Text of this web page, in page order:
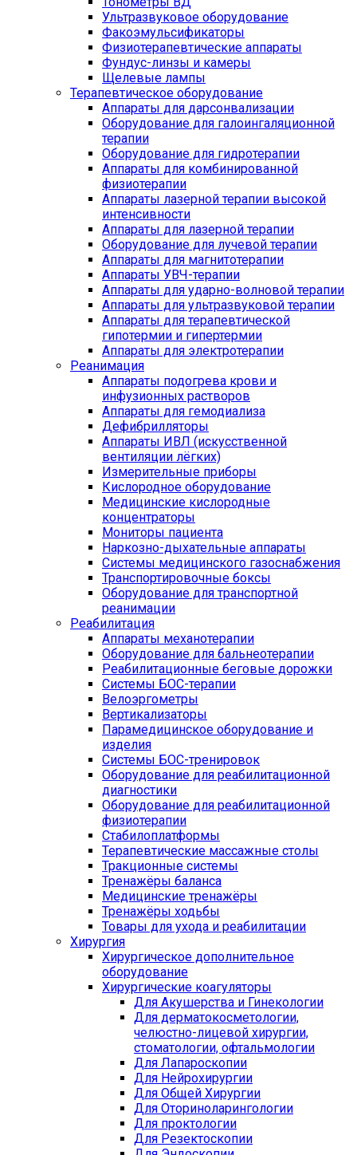
Ультразвуковое оборудование
Факоэмульсификаторы
Физиотерапевтические аппараты
Фундус-линзы и камеры
Щелевые лампы
Терапевтическое оборудование
Аппараты для дарсонвализации
Оборудование для галоингаляционной
терапии
Оборудование для гидротерапии
Аппараты для комбинированной
физиотерапии
Аппараты лазерной терапии высокой
интенсивности
Аппараты для лазерной терапии
Оборудование для лучевой терапии
Аппараты для магнитотерапии
Аппараты УВЧ-терапии
Аппараты для ударно-волновой терапии
Аппараты для ультразвуковой терапии
Аппараты для терапевтической
гипотермии и гипертермии
Аппараты для электротерапии
Реанимация
Аппараты подогрева крови и
инфузионных растворов
Аппараты для гемодиализа
Дефибрилляторы
Аппараты ИВЛ (искусственной
вентиляции лёгких)
Измерительные приборы
Кислородное оборудование
Медицинские кислородные
концентраторы
Мониторы пациента
Наркозно-дыхательные аппараты
Системы медицинского газоснабжения
Транспортировочные боксы
Оборудование для транспортной
реанимации
Реабилитация
Аппараты механотерапии
Оборудование для бальнеотерапии
Реабилитационные беговые дорожки
Системы БОС-терапии
Велоэргометры
Вертикализаторы
Парамедицинское оборудование и
изделия
Системы БОС-тренировок
Оборудование для реабилитационной
диагностики
Оборудование для реабилитационной
физиотерапии
Стабилоплатформы
Терапевтические массажные столы
Тракционные системы
Тренажёры баланса
Медицинские тренажёры
Тренажёры ходьбы
Товары для ухода и реабилитации
Хирургия
Хирургическое дополнительное
оборудование
Хирургические коагуляторы
Для Акушерства и Гинекологии
Для дерматокосметологии,
челюстно-лицевой хирургии,
стоматологии, офтальмологии
Для Лапароскопии
Для Нейрохирургии
Для Общей Хирургии
Для Оториноларингологии
Для проктологии
Для Резектоскопии